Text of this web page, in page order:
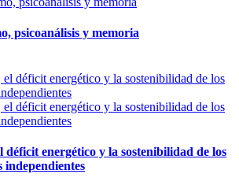
psicoanálisis y memoria
déficit energético y la sostenibilidad de los
independientes